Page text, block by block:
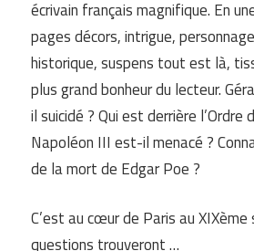
écrivain français magnifique. En
pages décors, intrigue,
historique, suspens tout est là,
plus grand bonheur du lecteur.
il suicidé ? Qui est derrière l’Ordre
Napoléon III est-il menacé ?
de la mort de Edgar Poe ?
C’est au cœur de Paris au XIXème
questions trouveront …